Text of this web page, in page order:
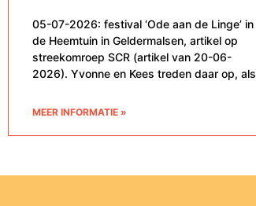
05-07-2026: festival ‘Ode aan de Linge’ in
de Heemtuin in Geldermalsen, artikel op
streekomroep SCR (artikel van 20-06-
2026). Yvonne en Kees treden daar op, als
MEER INFORMATIE »